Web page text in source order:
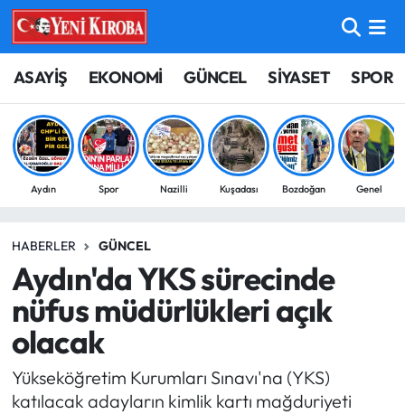
ASAYİŞ EKONOMİ GÜNCEL SİYASET SPOR
Aydın Spor Nazilli Kuşadası Bozdoğan Genel
HABERLER GÜNCEL
Aydın'da YKS sürecinde
nüfus müdürlükleri açık
olacak
Yükseköğretim Kurumları Sınavı'na (YKS)
katılacak adayların kimlik kartı mağduriyeti
ASAYİŞ
BİLİM-TEKNOLOJİ
ÇEVRE
EĞİTİM
EKONOMİ
GÜNCEL
GÜNDEM
Aydın Nöbetçi Eczaneler
Aydın Hava Durumu
Aydin Namaz Vakitleri
Süper Lig Puan Durumu ve Fikstür
Tüm Manşetler
Son Dakika Haberleri
Haber Arşivi